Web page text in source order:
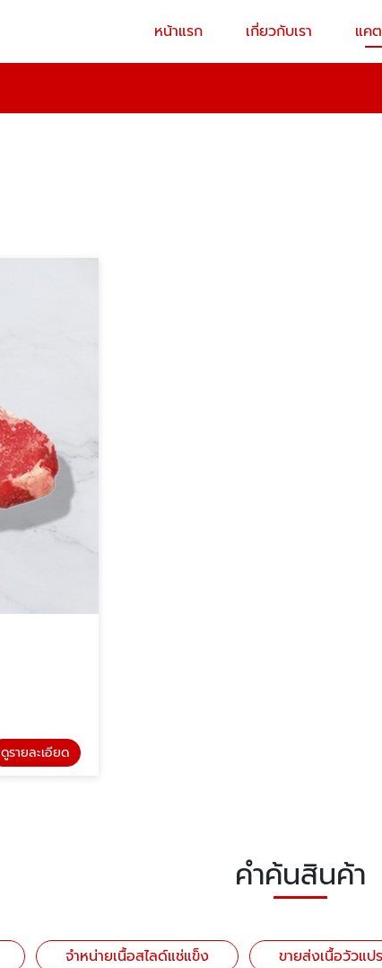
หน้าแรก เกี่ยวกับเรา แค
ดูรายละเอียด
คำค้นสินค้า
จำหน่ายเนื้อสไลด์แช่แข็ง ขายส่งเนื้อวัวแป